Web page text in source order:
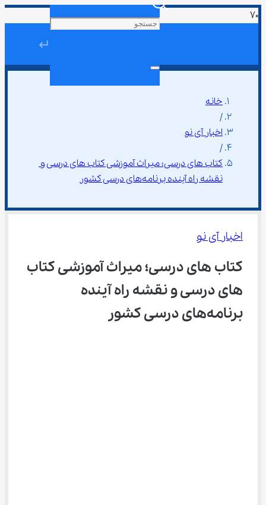
↵
خانه
/
اخبار آی نو
/
کتاب ‌های درسی؛ میراث آموزشی کتاب ‌های درسی و
نقشه راه آینده برنامه‌های درسی کشور
اخبار آی نو
کتاب ‌های درسی؛ میراث آموزشی کتاب
‌های درسی و نقشه راه آینده
برنامه‌های درسی کشور